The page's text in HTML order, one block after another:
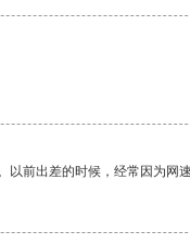
前出差的时候，经常因为网